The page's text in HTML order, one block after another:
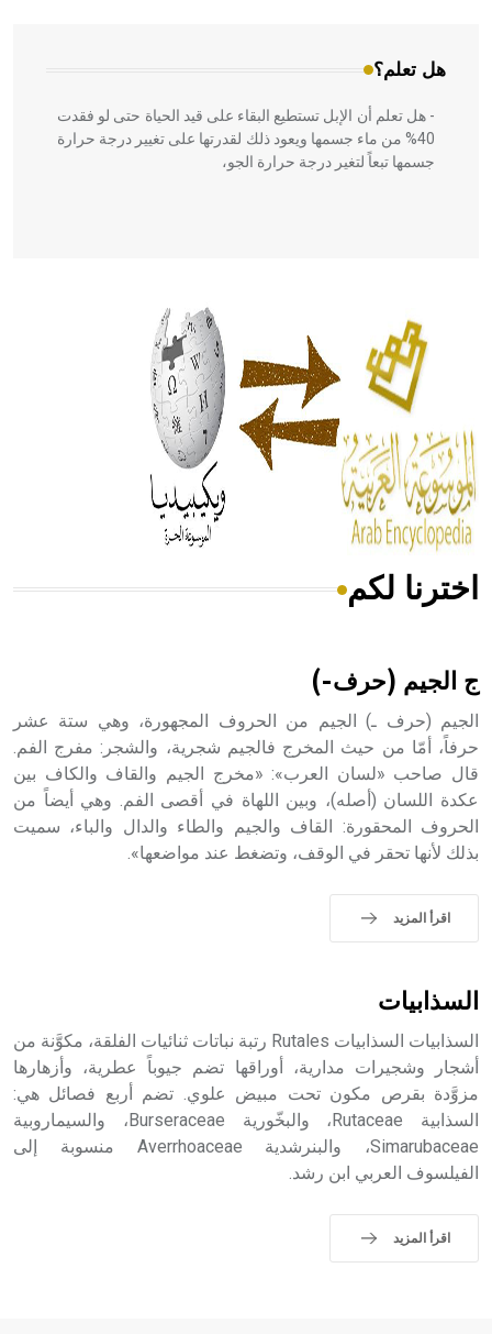
هل تعلم؟
- هل تعلم أن الإبل تستطيع البقاء على قيد الحياة حتى لو فقدت
40% من ماء جسمها ويعود ذلك لقدرتها على تغيير درجة حرارة
جسمها تبعاً لتغير درجة حرارة الجو،
الحكم، الأدلة، تنظيم التغذية، ورسالته في جروح الرأس. ويعود
له الفضل بأنه حرر الطب من الدين والفلسفة.
- هل تعلم أن المرجان إفراز حيواني يتكون في البحر ويتركب
من مادة كربونات الكلسيوم، وهو أحمر أو شديد الحمرة وهو
أجود أنواعه، ويمتاز بكبر الحجم ويسمى الش
هل تعلم أن الأبسيد كلمة فرنسية اللفظ تم اعتمادها مصطلحاً
- هل تعلم أن أبجر Abgar اسم معروف جيداً يعود إلى عدد من
الملوك الذين حكموا مدينة إديسا (الرها) من أبجر الأول وحتى
التاسع، وهم ينتسبون إلى أسرة أوسروين
حيث تقتصر القيمة الصوتية للعلامة الك
اخترنا لكم
ج الجيم (حرف-)
الجيم (حرف ـ) الجيم من الحروف المجهورة، وهي ستة عشر
حرفاً، أمّا من حيث المخرج فالجيم شجرية، والشجر: مفرج الفم.
قال صاحب «لسان العرب»: «مخرج الجيم والقاف والكاف بين
عكدة اللسان (أصله)، وبين اللهاة في أقصى الفم. وهي أيضاً من
الحروف المحقورة: القاف والجيم والطاء والدال والباء، سميت
بذلك لأنها تحقر في الوقف، وتضغط عند مواضعها».
اقرأ المزيد
السذابيات
السذابيات السذابيات Rutales رتبة نباتات ثنائيات الفلقة، مكوَّنة من
أشجار وشجيرات مدارية، أوراقها تضم جيوباً عطرية، وأزهارها
مزوَّدة بقرص مكون تحت مبيض علوي. تضم أربع فصائل هي:
السذابية Rutaceae، والبخّورية Burseraceae، والسيماروبية
Simarubaceae، والبنرشدية Averrhoaceae منسوبة إلى
الفيلسوف العربي ابن رشد.
اقرأ المزيد